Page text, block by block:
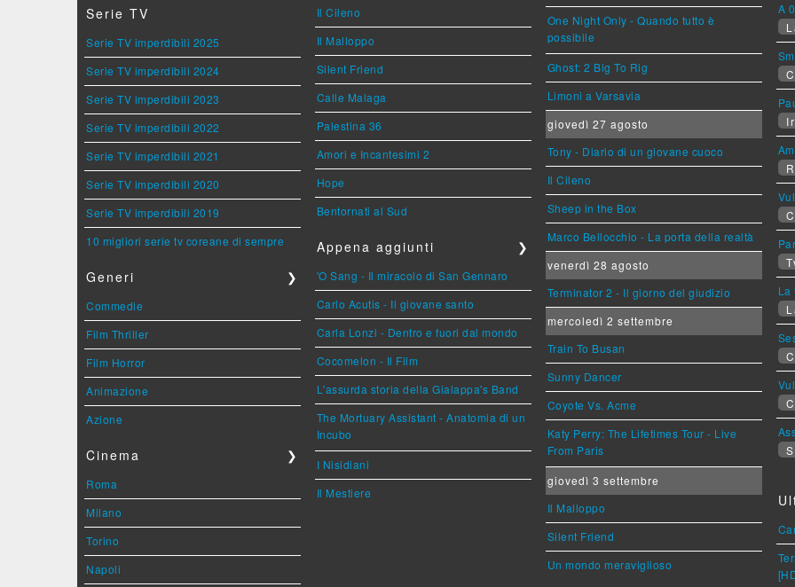
Serie TV
Serie TV imperdibili 2025
Serie TV imperdibili 2024
Serie TV imperdibili 2023
Serie TV imperdibili 2022
Serie TV imperdibili 2021
Serie TV imperdibili 2020
Serie TV imperdibili 2019
10 migliori serie tv coreane di sempre
Generi ❯
Commedie
Film Thriller
Film Horror
Animazione
Azione
Cinema ❯
Roma
Milano
Torino
Napoli
Il Cileno
Il Malloppo
Silent Friend
Calle Malaga
Palestina 36
Amori e Incantesimi 2
Hope
Bentornati al Sud
Appena aggiunti ❯
'O Sang - Il miracolo di San Gennaro
Carlo Acutis - Il giovane santo
Carla Lonzi - Dentro e fuori dal mondo
Cocomelon - Il Film
L'assurda storia della Gialappa's Band
The Mortuary Assistant - Anatomia di un
Incubo
I Nisidiani
Il Mestiere
One Night Only - Quando tutto è
possibile
Ghost: 2 Big To Rig
Limoni a Varsavia
giovedì 27 agosto
Tony - Diario di un giovane cuoco
Il Cileno
Sheep in the Box
Marco Bellocchio - La porta della realtà
venerdì 28 agosto
Terminator 2 - Il giorno del giudizio
mercoledì 2 settembre
Train To Busan
Sunny Dancer
Coyote Vs. Acme
Katy Perry: The Lifetimes Tour - Live
From Paris
giovedì 3 settembre
Il Malloppo
Silent Friend
Un mondo meraviglioso
A
La